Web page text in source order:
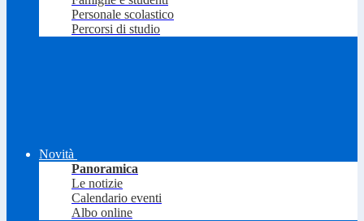
Personale scolastico
Percorsi di studio
Novità
Panoramica
Le notizie
Calendario eventi
Albo online